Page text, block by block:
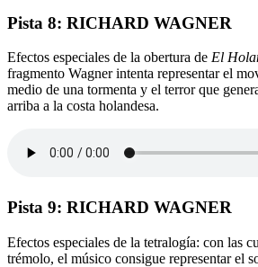
Pista 8: RICHARD WAGNER
Efectos especiales de la obertura de El
fragmento Wagner intenta representar el
medio de una tormenta y el terror que
arriba a la costa holandesa.
Pista 9: RICHARD WAGNER
Efectos especiales de la tetralogía: con las
trémolo, el músico consigue representar el